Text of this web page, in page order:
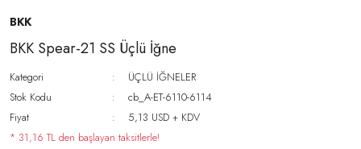
BKK
BKK Spear-21 SS Üçlü İğne
Kategori
ÜÇLÜ İĞNELER
Stok Kodu
cb_A-ET-6110-6114
Fiyat
5,13 USD + KDV
* 31,16 TL den başlayan taksitlerle!